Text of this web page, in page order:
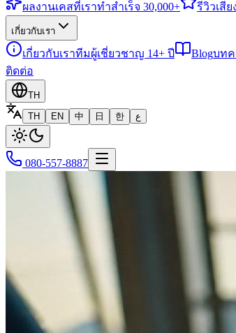
ผลงานเคสที่เราทำสำเร็จ 30,000+ รีวิวเสี
เกี่ยวกับเรา
เกี่ยวกับเราทีมผู้เชี่ยวชาญ 14+ ปี Blogบทค
ติดต่อ
TH
TH
EN 中 日 한 ع
080-557-8887